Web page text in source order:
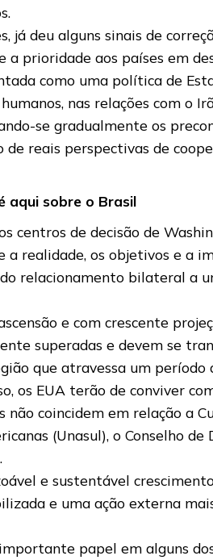
já deu alguns sinais de
prioridade aos países em
como uma política de
nas relações com o
se gradualmente os
reais perspectivas de
aqui sobre o Brasil
centros de decisão de
realidade, os objetivos e a
relacionamento bilateral a
e com crescente
superadas e devem se
que atravessa um período
os EUA terão de conviver
coincidem em relação a
(Unasul), o Conselho de
e sustentável
e uma ação externa
papel em alguns